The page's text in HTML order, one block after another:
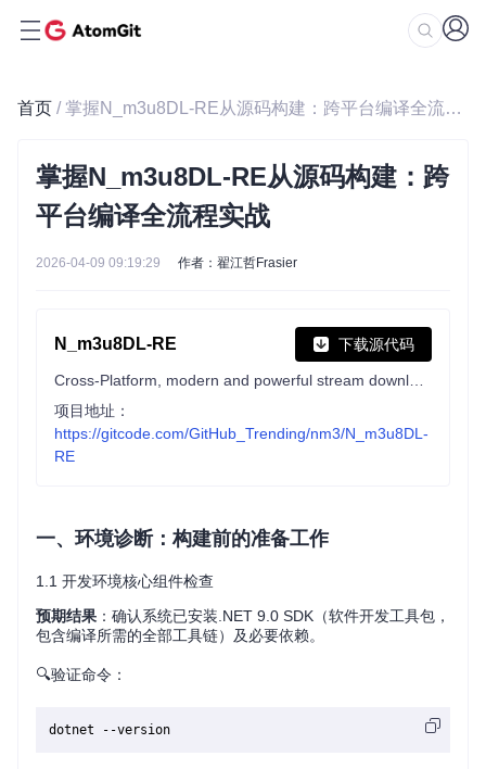
首页 / 掌握N_m3u8DL-RE从源码构建：跨平台编译全流程实战
掌握N_m3u8DL-RE从源码构建：跨
平台编译全流程实战
2026-04-09 09:19:29 作者：翟江哲Frasier
N_m3u8DL-RE 下载源代码
项目地址：
https://gitcode.com/GitHub_Trending/nm3/N_m3u8DL-
RE
一、环境诊断：构建前的准备工作
1.1 开发环境核心组件检查
预期结果 ：确认系统已安装.NET 9.0 SDK（软件开发工具包，
包含编译所需的全部工具链）及必要依赖。
🔍验证命令：